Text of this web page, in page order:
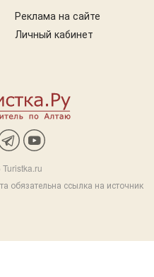
Реклама на сайте
Личный кабинет
обязательна ссылка на источник